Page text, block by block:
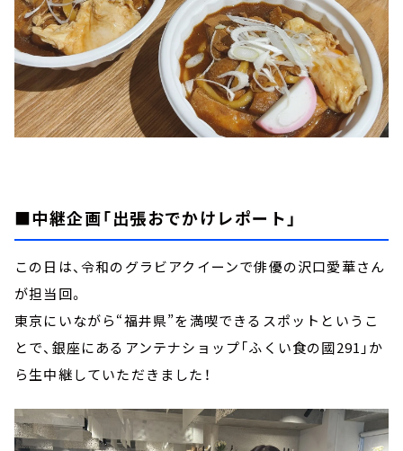
■中継企画「出張おでかけレポート」
この日は、令和のグラビアクイーンで俳優の沢口愛華さん
が担当回。
東京にいながら“福井県”を満喫できるスポットというこ
とで、銀座にあるアンテナショップ「ふくい食の國291」か
ら生中継していただきました！